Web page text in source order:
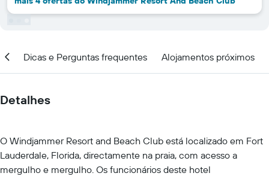
Dicas e Perguntas frequentes Alojamentos próximos
Detalhes
O Windjammer Resort and Beach Club está localizado em Fort
Lauderdale, Florida, directamente na praia, com acesso a
mergulho e mergulho. Os funcionários deste hotel